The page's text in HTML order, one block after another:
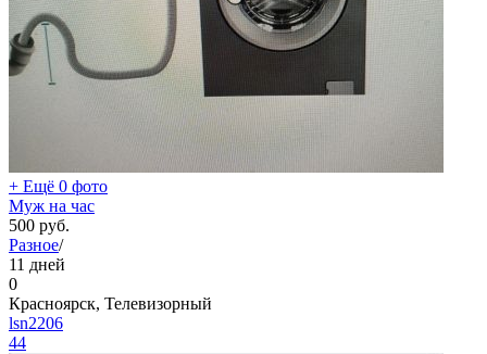
+ Ещё 0 фото
Муж на час
500 руб.
Разное/
11 дней
0
Красноярск, Телевизорный
lsn2206
44